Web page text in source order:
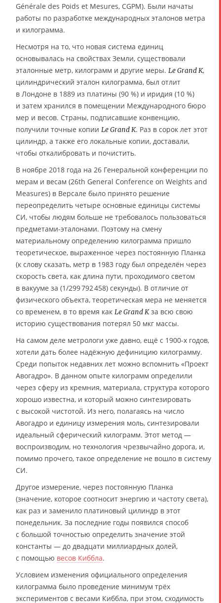
Générale des Poids et Mesures, CGPM). Были начаты
работы по разработке международных эталонов метра
и килограмма.
Несмотря на то, что новая система единиц
основывалась на свойствах Земли, существовали
эталонные метр, килограмм и другие меры. Le Grand K,
цилиндрический эталон килограмма, был отлит
в Лондоне в 1889 из платины (90 %) и иридия (10 %)
и затем хранился в помещении Международного бюро
мер и весов. Страны, подписавшие конвенцию,
получили точные копии Le Grand K. Раз в сорок лет этот
цилиндр, а также его локальные копии, доставали,
чтобы откалибровать и почистить.
В ноябре 2018 года на 26 Генеральной конференции по
мерам и весам (26th General Conference on Weights and
Measures) в Версале было принято решение
переопределить четыре основные единицы системы
СИ, чтобы людям больше не требовалось пользоваться
предметами-эталонами. Поэтому на смену
материальному определению килограмма пришло
теоретическое, выраженное через постоянную Планка
(к слову сказать, метр в 1983 году был определён через
скорость света, как длина пути, проходимого светом
в вакууме за (1/299 792 458) секунды). В отличие от
физического объекта, теоретическая мера не меняется
со временем, в то время как Le Grand Kза всю свою
историю существования потерял 50 мкг массы.
На самом деле метрологи уже давно, ещё с 1900-х годов,
хотели дать более надёжную дефиницию килограмму.
Среди попыток недавних лет можно вспомнить «Проект
Авогадро». В данном опыте килограмм определили
через сферу из кремния, материала, структура которого
хорошо известна, и который можно синтезировать
с высокой чистотой. Из него, полагаясь на число
Авогадро и единицу измерения моль, синтезировали
идеальный сферический килограмм. Этот метод —
воспроизводим, но технология чрезвычайно дорога, и,
помимо прочего, такое определение не вошло в систему
СИ.
Другое измерение, через постоянную Планка
(значение, которое соотносит энергию и частоту света),
как раз и заменило платиновый цилиндр в этот
понедельник. За последние годы появился способ
с большой точностью определить значение этой
константы — до двадцати миллиардных долей,
с помощью весов Киббла.
Условием изменения официального определения
килограмма было проведение минимум трёх
экспериментов с весами Киббла, при этом, сходимость